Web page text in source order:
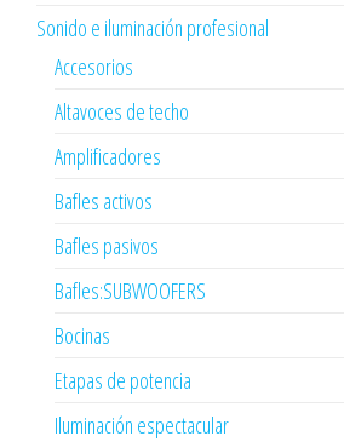
Sonido e iluminación profesional
Accesorios
Altavoces de techo
Amplificadores
Bafles activos
Bafles pasivos
Bafles:SUBWOOFERS
Bocinas
Etapas de potencia
Iluminación espectacular